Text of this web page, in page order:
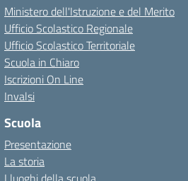
Ministero dell'Istruzione e del Merito
Ufficio Scolastico Regionale
Ufficio Scolastico Territoriale
Scuola in Chiaro
Iscrizioni On Line
Invalsi
Scuola
Presentazione
La storia